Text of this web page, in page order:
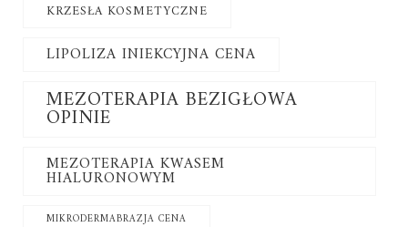
KRZESŁA KOSMETYCZNE
LIPOLIZA INIEKCYJNA CENA
MEZOTERAPIA BEZIGŁOWA
OPINIE
MEZOTERAPIA KWASEM
HIALURONOWYM
MIKRODERMABRAZJA CENA